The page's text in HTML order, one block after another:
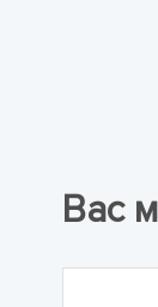
Вас